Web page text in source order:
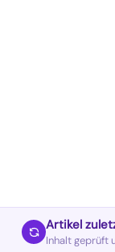
Artikel
Inhalt geprüft